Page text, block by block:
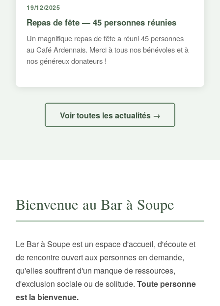
19/12/2025
Repas de fête — 45 personnes réunies
Un magnifique repas de fête a réuni 45 personnes
au Café Ardennais. Merci à tous nos bénévoles et à
nos généreux donateurs !
Voir toutes les actualités →
Bienvenue au Bar à Soupe
Le Bar à Soupe est un espace d'accueil, d'écoute et
de rencontre ouvert aux personnes en demande,
qu'elles souffrent d'un manque de ressources,
d'exclusion sociale ou de solitude. Toute personne
est la bienvenue.